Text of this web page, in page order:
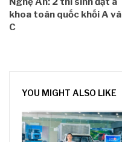
khoa toàn quốc khối A và
C
YOU MIGHT ALSO LIKE